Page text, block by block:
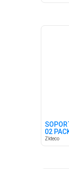
02
Zkteco